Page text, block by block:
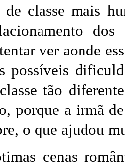
de classe mais
ver aonde
possíveis
tão
porque a irmã
o que ajudou
cenas